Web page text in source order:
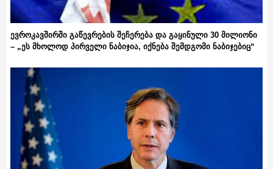
ევროკავშირში გაწევრების შეჩერება და გაყინული 30 მილიონი
– „ეს მხოლოდ პირველი ნაბიჯია, იქნება შემდგომი ნაბიჯებიც“